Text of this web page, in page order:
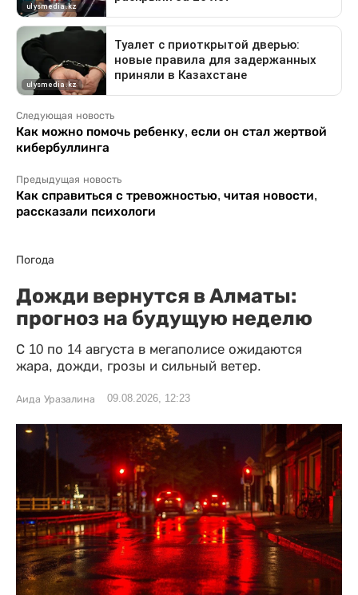
Следующая новость
Как можно помочь ребенку, если он стал жертвой
кибербуллинга
Предыдущая новость
Как справиться с тревожностью, читая новости,
рассказали психологи
Погода
Дожди вернутся в Алматы:
прогноз на будущую неделю
С 10 по 14 августа в мегаполисе ожидаются
жара, дожди, грозы и сильный ветер.
Аида Уразалина 09.08.2026, 12:23